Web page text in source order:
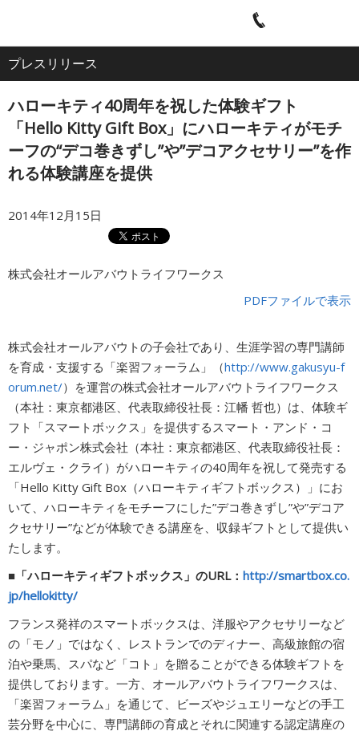
All
About
ョ
ン
ホーム
企業情報
IR・投資家情報
サービス
採用情報
広告商品のご案内
ソーシャルアカウント
閉じる
ハローキティ40周年を祝した体験ギフト
「Hello Kitty Gift Box」にハローキティがモチ
ーフの“デコ巻きずし”や”デコアクセサリー”を作
れる体験講座を提供
2014年12月15日
株式会社オールアバウトライフワークス
PDFファイルで表示
株式会社オールアバウトの子会社であり、生涯学習の専門講師
を育成・支援する「楽習フォーラム」（http://www.gakusyu-f
orum.net/）を運営の株式会社オールアバウトライフワークス
（本社：東京都港区、代表取締役社長：江幡 哲也）は、体験ギ
フト「スマートボックス」を提供するスマート・アンド・コ
ー・ジャポン株式会社（本社：東京都港区、代表取締役社長：
エルヴェ・クライ）がハローキティの40周年を祝して発売する
「Hello Kitty Gift Box（ハローキティギフトボックス）」にお
いて、ハローキティをモチーフにした”デコ巻きずし”や”デコア
クセサリー”などが体験できる講座を、収録ギフトとして提供い
たします。
■「ハローキティギフトボックス」のURL： http://smartbox.co.
jp/hellokitty/
フランス発祥のスマートボックスは、洋服やアクセサリーなど
の「モノ」ではなく、レストランでのディナー、高級旅館の宿
泊や乗馬、スパなど「コト」を贈ることができる体験ギフトを
提供しております。一方、オールアバウトライフワークスは、
「楽習フォーラム」を通じて、ビーズやジュエリーなどの手工
芸分野を中心に、専門講師の育成とそれに関連する認定講座の
プレスリリース